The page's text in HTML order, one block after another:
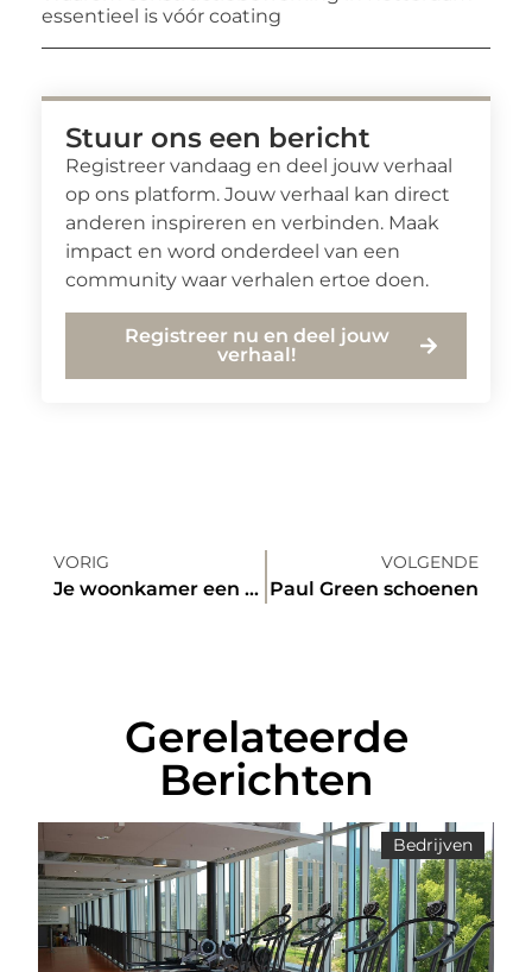
essentieel is vóór coating
Stuur ons een bericht
Registreer vandaag en deel jouw verhaal
op ons platform. Jouw verhaal kan direct
anderen inspireren en verbinden. Maak
impact en word onderdeel van een
community waar verhalen ertoe doen.
Registreer nu en deel jouw
verhaal!
VORIG
Je woonkamer een extra touch geven met een dressoir van Emob.eu
VOLGENDE
Paul Green schoenen
Gerelateerde
Berichten
Bedrijven